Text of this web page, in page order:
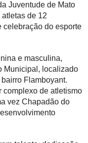
Juventude de Mato
de 12
celebração do esporte
e masculina,
Municipal, localizado
Flamboyant.
complexo de atletismo
vez Chapadão do